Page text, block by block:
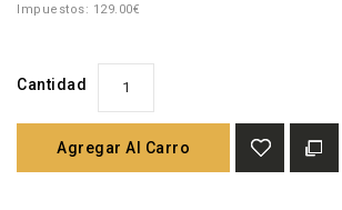
Impuestos: 129.00€
Cantidad
Agregar Al Carro